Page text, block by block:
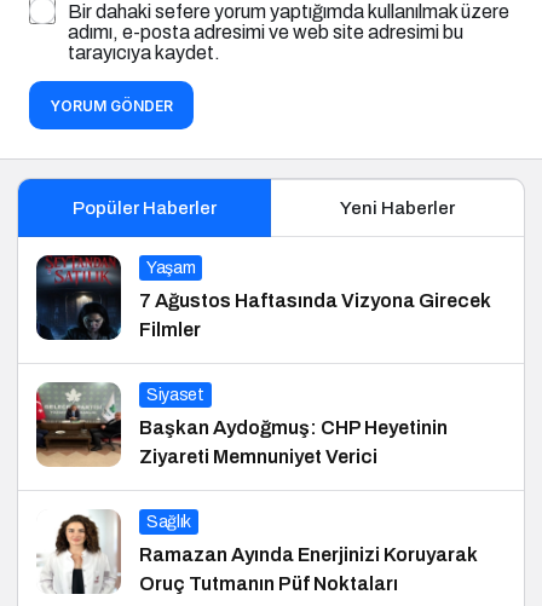
Bir dahaki sefere yorum yaptığımda kullanılmak üzere
adımı, e-posta adresimi ve web site adresimi bu
tarayıcıya kaydet.
YORUM GÖNDER
Popüler Haberler Yeni Haberler
Yaşam
7 Ağustos Haftasında Vizyona Girecek
Filmler
Siyaset
Başkan Aydoğmuş: CHP Heyetinin
Ziyareti Memnuniyet Verici
Sağlık
Ramazan Ayında Enerjinizi Koruyarak
Oruç Tutmanın Püf Noktaları